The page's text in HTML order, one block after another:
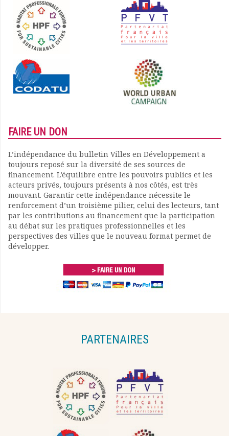
FAIRE UN DON
L’indépendance du bulletin Villes en Développement a
toujours reposé sur la diversité de ses sources de
financement. L’équilibre entre les pouvoirs publics et les
acteurs privés, toujours présents à nos côtés, est très
mouvant. Garantir cette indépendance nécessite le
renforcement d’un troisième pilier, celui des lecteurs, tant
par les contributions au financement que la participation
au débat sur les pratiques professionnelles et les
perspectives des villes que le nouveau format permet de
développer.
PARTENAIRES